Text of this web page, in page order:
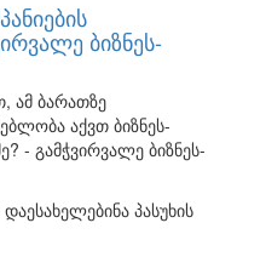
ბიზნეს-
ამ ბარათზე
აქვთ ბიზნეს-
- გამჭვირვალე ბიზნეს-
პასუხის